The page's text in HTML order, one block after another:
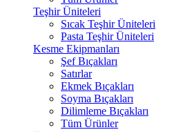
Teşhir Üniteleri
Sıcak Teşhir Üniteleri
Pasta Teşhir Üniteleri
Kesme Ekipmanları
Şef Bıçakları
Satırlar
Ekmek Bıçakları
Soyma Bıçakları
Dilimleme Bıçakları
Tüm Ürünler